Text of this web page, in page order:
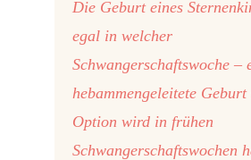
Die Geburt eines
egal in welcher
Schwangerschaftswoche –
hebammengeleitete
Option wird in frühen
Schwangerschaftswochen